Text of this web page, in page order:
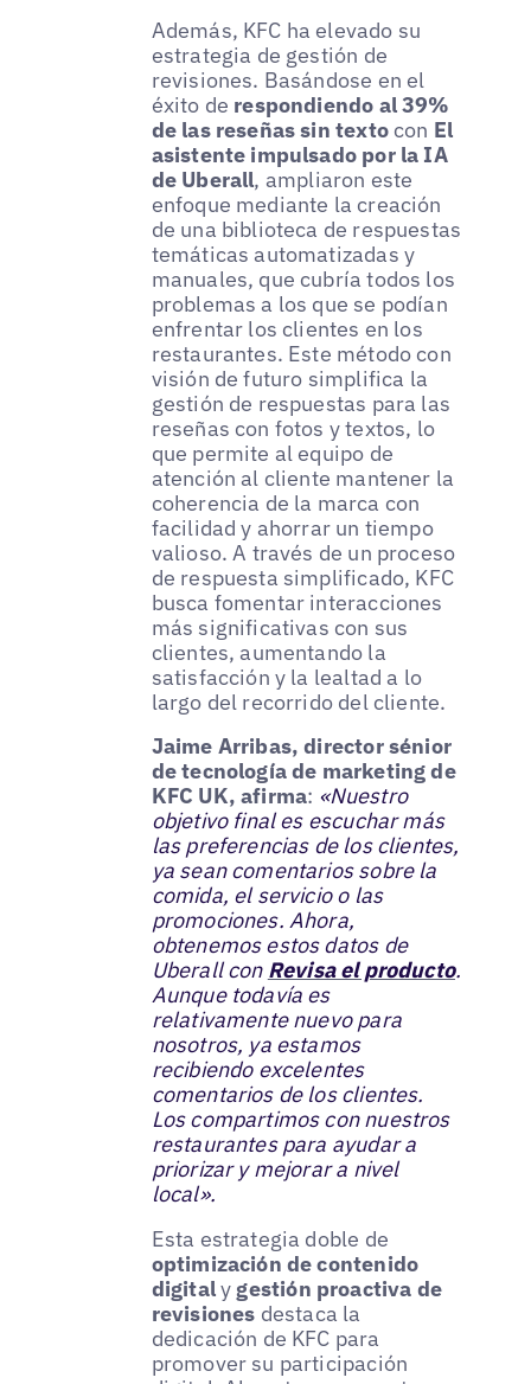
Además, KFC ha elevado su
estrategia de gestión de
revisiones. Basándose en el
éxito de respondiendo al 39%
de las reseñas sin textocon El
asistente impulsado por la IA
de Uberall, ampliaron este
enfoque mediante la creación
de una biblioteca de respuestas
temáticas automatizadas y
manuales, que cubría todos los
problemas a los que se podían
enfrentar los clientes en los
restaurantes. Este método con
visión de futuro simplifica la
gestión de respuestas para las
reseñas con fotos y textos, lo
que permite al equipo de
atención al cliente mantener la
coherencia de la marca con
facilidad y ahorrar un tiempo
valioso. A través de un proceso
de respuesta simplificado, KFC
busca fomentar interacciones
más significativas con sus
clientes, aumentando la
satisfacción y la lealtad a lo
largo del recorrido del cliente.
Jaime Arribas, director sénior
de tecnología de marketing de
KFC UK, afirma: «Nuestro
objetivo final es escuchar más
las preferencias de los clientes,
ya sean comentarios sobre la
comida, el servicio o las
promociones. Ahora,
obtenemos estos datos de
Uberall con Revisa el producto.
Aunque todavía es
relativamente nuevo para
nosotros, ya estamos
recibiendo excelentes
comentarios de los clientes.
Los compartimos con nuestros
restaurantes para ayudar a
priorizar y mejorar a nivel
local».
Esta estrategia doble de
optimización de contenido
digitalygestión proactiva de
revisiones destaca la
dedicación de KFC para
promover su participación